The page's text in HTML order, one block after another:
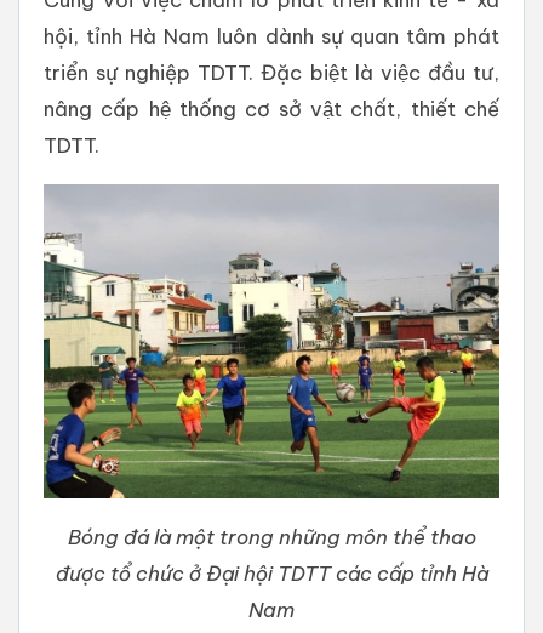
hội, tỉnh Hà Nam luôn dành sự quan tâm phát
triển sự nghiệp TDTT. Đặc biệt là việc đầu tư,
nâng cấp hệ thống cơ sở vật chất, thiết chế
TDTT.
Bóng đá là một trong những môn thể thao
được tổ chức ở Đại hội TDTT các cấp tỉnh Hà
Nam